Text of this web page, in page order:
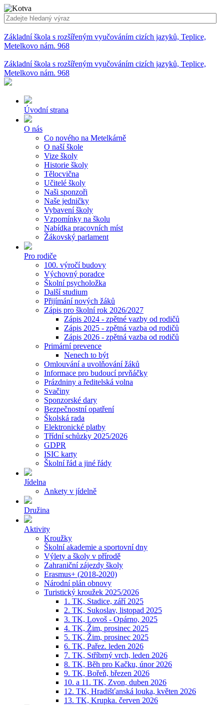
Základní škola s rozšířeným vyučováním cizích jazyků, Teplice,
Metelkovo nám. 968
Základní škola s rozšířeným vyučováním cizích jazyků, Teplice,
Metelkovo nám. 968
Úvodní strana
O nás
Co nového na Metelkárně
O naší škole
Vize školy
Historie školy
Tělocvična
Učitelé školy
Naši sponzoři
Naše jedničky
Vybavení školy
Vzpomínky na školu
Nabídka pracovních míst
Žákovský parlament
Pro rodiče
100. výročí budovy
Výchovný poradce
Školní psycholožka
Další studium
Přijímání nových žáků
Zápis pro školní rok 2026/2027
Zápis 2024 - zpětné vazby od rodičů
Zápis 2025 - zpětná vazba od rodičů
Zápis 2026 - zpětná vazba od rodičů
Primární prevence
Nenech to být
Omlouvání a uvolňování žáků
Informace pro budoucí prvňáčky
Prázdniny a ředitelská volna
Svačiny
Sponzorské dary
Bezpečnostní opatření
Školská rada
Elektronické platby
Třídní schůzky 2025/2026
GDPR
ISIC karty
Školní řád a jiné řády
Jídelna
Ankety v jídelně
Družina
Aktivity
Kroužky
Školní akademie a sportovní dny
Výlety a školy v přírodě
Zahraniční zájezdy školy
Erasmus+ (2018-2020)
Národní plán obnovy
Turistický kroužek 2025/2026
1. TK, Stadice, září 2025
2. TK, Sukoslav, listopad 2025
3. TK, Lovoš - Opárno, 2025
4. TK, Žim, prosinec 2025
5. TK, Žim, prosinec 2025
6. TK, Pařez. leden 2026
7. TK, Stříbrný vrch, leden 2026
8. TK, Běh pro Kačku, únor 2026
9. TK, Bořeň, březen 2026
10. a 11. TK, Zvon, duben 2026
12. TK, Hradišťanská louka, květen 2026
13. TK, Krupka. červen 2026